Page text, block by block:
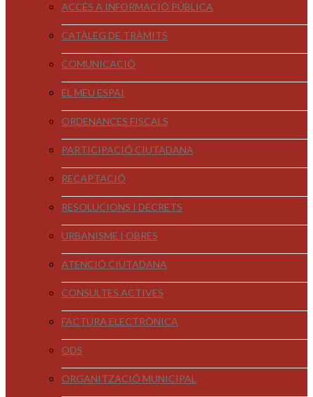
ACCÉS A INFORMACIÓ PÚBLICA
CATÀLEG DE TRÀMITS
COMUNICACIÓ
EL MEU ESPAI
ORDENANCES FISCALS
PARTICIPACIÓ CIUTADANA
RECAPTACIÓ
RESOLUCIONS I DECRETS
URBANISME I OBRES
ATENCIÓ CIUTADANA
CONSULTES ACTIVES
FACTURA ELECTRÒNICA
ODS
ORGANITZACIÓ MUNICIPAL